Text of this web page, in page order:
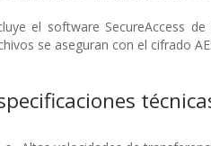
el software SecureAccess
se aseguran con el cifrado